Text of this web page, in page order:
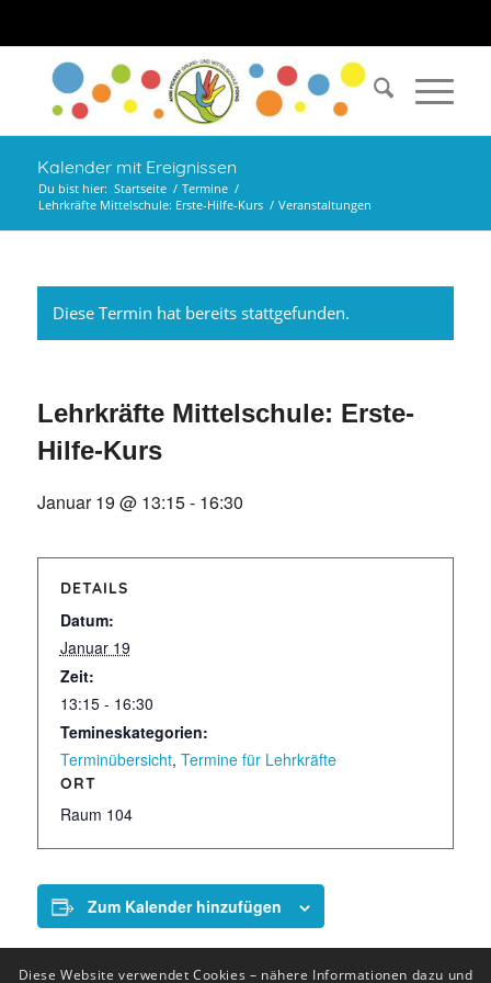
Kalender mit Ereignissen
Du bist hier: Startseite / Termine /
Lehrkräfte Mittelschule: Erste-Hilfe-Kurs / Veranstaltungen
Diese Termin hat bereits stattgefunden.
Lehrkräfte Mittelschule: Erste-
Hilfe-Kurs
Januar 19 @ 13:15- 16:30
DETAILS
Datum:
Januar 19
Zeit:
13:15 - 16:30
Temineskategorien:
Terminübersicht, Termine für Lehrkräfte
ORT
Raum 104
Zum Kalender hinzufügen
Diese Website verwendet Cookies – nähere Informationen dazu und